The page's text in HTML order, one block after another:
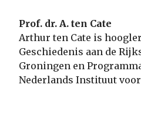
Prof. dr. A. ten Cate
Arthur ten Cate is
Geschiedenis aan de
Groningen en
Nederlands Instituut